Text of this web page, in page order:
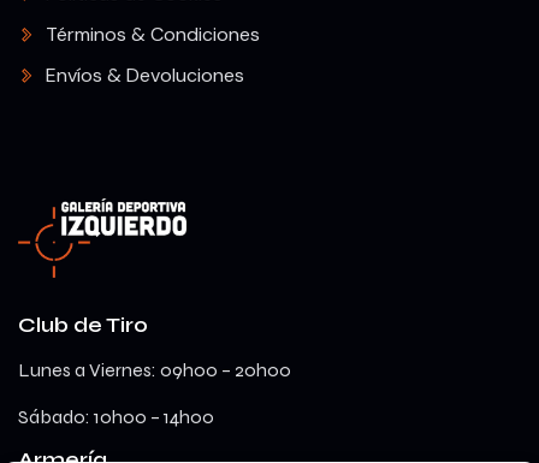
Club de Tiro
Lunes a Viernes: 09h00 – 20h00
Sábado: 10h00 – 14h00
Términos & Condiciones
Envíos & Devoluciones